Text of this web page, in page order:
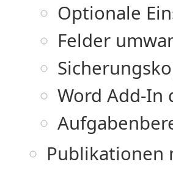
Optionale
Felder
Word Add-In
Publikationen